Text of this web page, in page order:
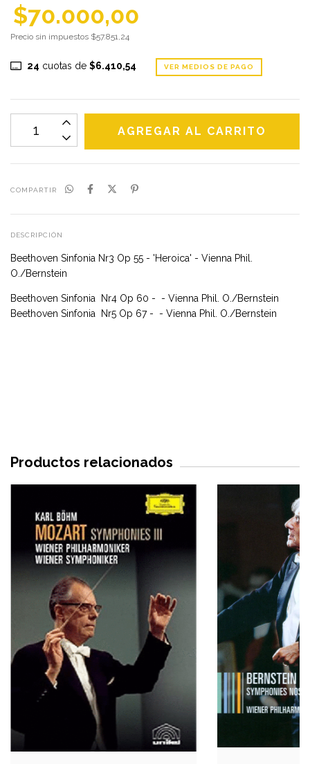
$70.000,00
Precio sin impuestos $57.851,24
24 cuotas de $6.410,54 VER MEDIOS DE PAGO
COMPARTIR
DESCRIPCIÓN
Beethoven Sinfonia Nr3 Op 55 - 'Heroica' - Vienna Phil.
O./Bernstein
Beethoven Sinfonia Nr4 Op 60 - - Vienna Phil. O./Bernstein
Beethoven Sinfonia Nr5 Op 67 - - Vienna Phil. O./Bernstein
Productos relacionados